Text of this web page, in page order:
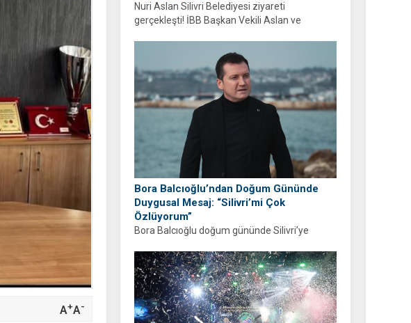
Nuri Aslan Silivri Belediyesi ziyareti
gerçekleşti! İBB Başkan Vekili Aslan ve
Bora Balcıoğlu’ndan Doğum Gününde
Duygusal Mesaj: “Silivri’mi Çok
Özlüyorum”
Bora Balcıoğlu doğum gününde Silivri’ye
ayrıyım” diyen Balcıoğlu, bir sonraki doğum
gününü ailesi ve hemşehrileriyle birlikte
geçirmeyi diledi.
A+A-